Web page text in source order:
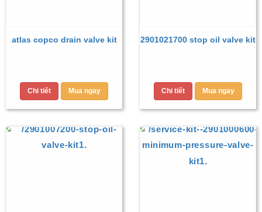
atlas copco drain valve kit
Chi tiết Mua ngay
2901021700 stop oil valve kit
Chi tiết Mua ngay